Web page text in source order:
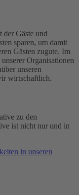
Gäste und
sparen, um damit
Gästen zugute. Im
Organisationen
unseren
wirtschaftlich.
zu den
ist nicht nur und in
in unseren